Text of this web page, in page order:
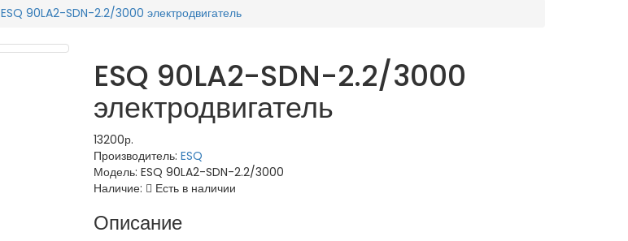
ESQ 90LA2-SDN-2.2/3000 электродвигатель
ESQ 90LA2-SDN-2.2/3000
электродвигатель
13200р.
Производитель: ESQ
Модель: ESQ 90LA2-SDN-2.2/3000
Наличие:
Есть в наличии
Описание